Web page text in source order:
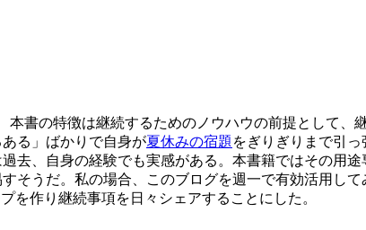
本書の特徴は継続するためのノウハウの前提として、
る」ばかりで自身が夏休みの宿題 をぎりぎりまで引
去、自身の経験でも実感がある。本書籍ではその用
そうだ。私の場合、このブログを週一で有効活用し
を作り継続事項を日々シェアすることにした。